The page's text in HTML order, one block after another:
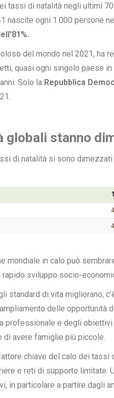
tassi di natalità negli ultimi
nascite ogni 1.000 persone
del mondo nel 2021, ha
quasi ogni singolo paese
Solo la Repubblica
globali stanno
di natalità si sono dimezzati
mondiale in calo può
sviluppo socio-
standard di vita migliorano,
delle opportunità
e degli obiettivi
di avere famiglie più piccole.
chiave del calo dei
e reti di supporto limitate.
in particolare a partire dagli